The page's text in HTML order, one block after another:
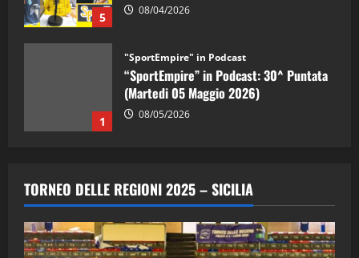
5 08/04/2026
1
"SportEmpire" in Podcast
“SportEmpire” in Podcast: 30^ Puntata
(Martedi 05 Maggio 2026)
08/05/2026
2
“SportEmpire” in Podcast: 29^ Puntata
(Martedi 28 Aprile 2026)
TORNEO DELLE REGIONI 2025 – SICILIA